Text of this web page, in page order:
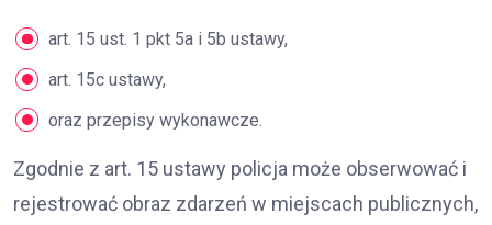
art. 15 ust. 1 pkt 5a i 5b ustawy,
art. 15c ustawy,
oraz przepisy wykonawcze.
Zgodnie z art. 15 ustawy policja może obserwować i
rejestrować obraz zdarzeń w miejscach publicznych,